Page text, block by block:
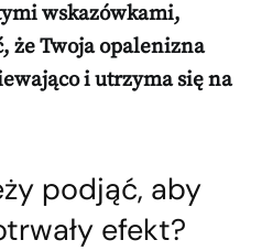
wskazówkami,
że Twoja opalenizna
i utrzyma się na
podjąć, aby
efekt?